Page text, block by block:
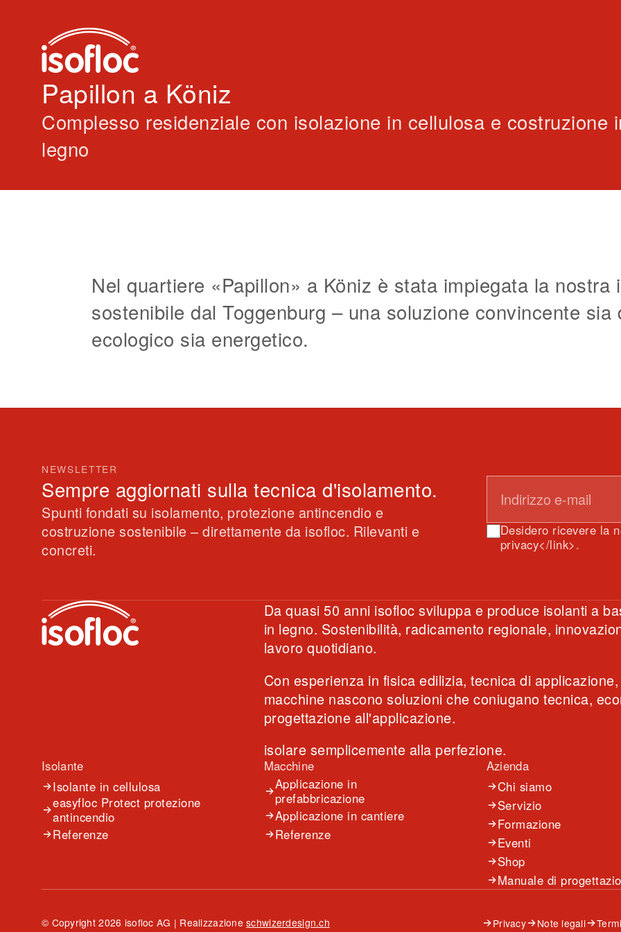
Papillon a Köniz
Complesso residenziale con isolazione in cellulosa e costruzione
legno
Nel quartiere «Papillon» a Köniz è stata impiegata la nostra
sostenibile dal Toggenburg – una soluzione convincente
ecologico sia energetico.
Un
(ZH)
a
–
di
NEWSLETTER
Sempre aggiornati sulla tecnica d'isolamento.
Spunti fondati su isolamento, protezione antincendio e
costruzione sostenibile – direttamente da isofloc. Rilevanti e
concreti.
Desidero ricevere la
privacy</link>.
Da quasi 50 anni isofloc sviluppa e produce isolanti a
in legno. Sostenibilità, radicamento regionale,
lavoro quotidiano.
Con esperienza in fisica edilizia, tecnica di
macchine nascono soluzioni che coniugano tecnica,
progettazione all'applicazione.
isolare semplicemente alla perfezione.
Isolante
Isolante in cellulosa
easyfloc Protect protezione
antincendio
Referenze
Macchine
Applicazione in
prefabbricazione
Applicazione in cantiere
Referenze
Azienda
Chi siamo
Servizio
Formazione
Eventi
Shop
Manuale di
© Copyright 2026 isofloc AG | Realizzazioneschwizerdesign.ch Privacy Note legali